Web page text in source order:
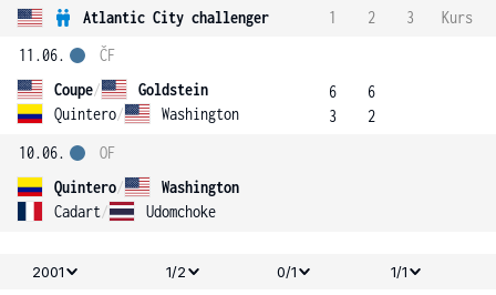
Atlantic City challenger 1 2 3
Kurs
11.06.
Coupe/
Goldstein
Quintero/ Washington
ČF
6
3
6
2
10.06.
Quintero/
Washington
Cadart/ Udomchoke
OF
2001 1/2 0/1
1/1